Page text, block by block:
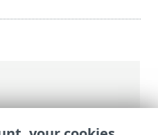
Business
Business